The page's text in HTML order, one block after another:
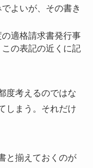
よいが、その書き
適格請求書発行事
の表記の近くに記
度考えるのではな
しまう。それだけ
と揃えておくのが